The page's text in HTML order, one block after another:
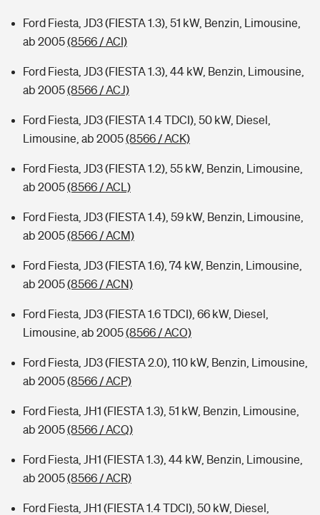
Ford Fiesta, JD3 (FIESTA 1.3), 51 kW, Benzin, Limousine,
ab 2005(8566 / ACI)
Ford Fiesta, JD3 (FIESTA 1.3), 44 kW, Benzin, Limousine,
ab 2005(8566 / ACJ)
Ford Fiesta, JD3 (FIESTA 1.4 TDCI), 50 kW, Diesel,
Limousine, ab 2005(8566 / ACK)
Ford Fiesta, JD3 (FIESTA 1.2), 55 kW, Benzin, Limousine,
ab 2005(8566 / ACL)
Ford Fiesta, JD3 (FIESTA 1.4), 59 kW, Benzin, Limousine,
ab 2005(8566 / ACM)
Ford Fiesta, JD3 (FIESTA 1.6), 74 kW, Benzin, Limousine,
ab 2005(8566 / ACN)
Ford Fiesta, JD3 (FIESTA 1.6 TDCI), 66 kW, Diesel,
Limousine, ab 2005(8566 / ACO)
Ford Fiesta, JD3 (FIESTA 2.0), 110 kW, Benzin, Limousine,
ab 2005(8566 / ACP)
Ford Fiesta, JH1 (FIESTA 1.3), 51 kW, Benzin, Limousine,
ab 2005(8566 / ACQ)
Ford Fiesta, JH1 (FIESTA 1.3), 44 kW, Benzin, Limousine,
ab 2005(8566 / ACR)
Ford Fiesta, JH1 (FIESTA 1.4 TDCI), 50 kW, Diesel,